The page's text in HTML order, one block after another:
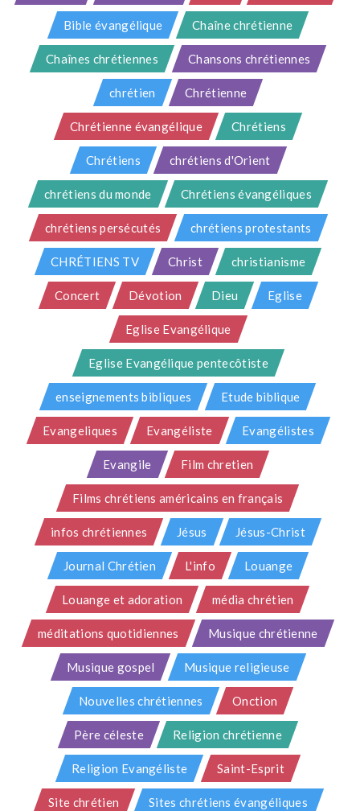
Bible évangélique Chaîne chrétienne
Chaînes chrétiennes Chansons chrétiennes
chrétien Chrétienne
Chrétienne évangélique Chrétiens
Chrétiens chrétiens d'Orient
chrétiens du monde Chrétiens évangéliques
chrétiens persécutés chrétiens protestants
CHRÉTIENS TV Christ christianisme
Concert Dévotion Dieu Eglise
Eglise Evangélique
Eglise Evangélique pentecôtiste
enseignements bibliques Etude biblique
Evangeliques Evangéliste Evangélistes
Evangile Film chretien
Films chrétiens américains en français
infos chrétiennes Jésus Jésus-Christ
Journal Chrétien L'info Louange
Louange et adoration média chrétien
méditations quotidiennes Musique chrétienne
Musique gospel Musique religieuse
Nouvelles chrétiennes Onction
Père céleste Religion chrétienne
Religion Evangéliste Saint-Esprit
Site chrétien Sites chrétiens évangéliques